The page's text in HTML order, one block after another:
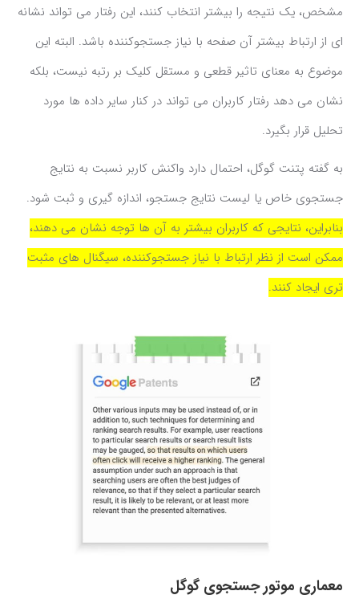
مشخص، یک نتیجه را بیشتر انتخاب کنند، این رفتار می تواند نشانه
ای از ارتباط بیشتر آن صفحه با نیاز جستجوکننده باشد. البته این
موضوع به معنای تاثیر قطعی و مستقل کلیک بر رتبه نیست، بلکه
نشان می دهد رفتار کاربران می تواند در کنار سایر داده ها مورد
تحلیل قرار بگیرد.
به گفته پتنت گوگل، احتمال دارد واکنش کاربر نسبت به نتایج
جستجوی خاص یا لیست نتایج جستجو، اندازه گیری و ثبت شود.
بنابراین، نتایجی که کاربران بیشتر به آن ها توجه نشان می دهند،
ممکن است از نظر ارتباط با نیاز جستجوکننده، سیگنال های مثبت
تری ایجاد کنند.
معماری موتور جستجوی گوگل